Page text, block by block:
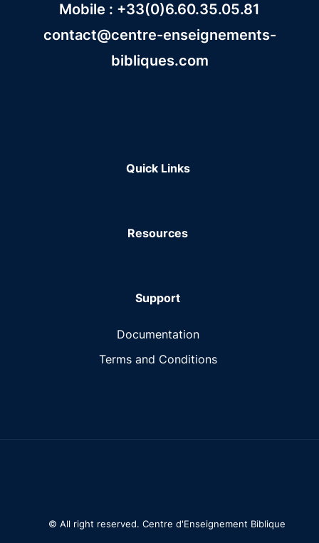
Mobile : +33(0)6.60.35.05.81
contact@centre-enseignements-
bibliques.com
Quick Links
Resources
Support
Documentation
Terms and Conditions
© All right reserved. Centre d'Enseignement Biblique